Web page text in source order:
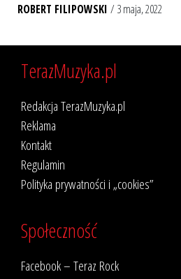
ROBERT FILIPOWSKI / 3 maja, 2022
TerazMuzyka.pl
Redakcja TerazMuzyka.pl
Reklama
Kontakt
Regulamin
Polityka prywatności i „cookies”
Społeczność
Facebook – Teraz Rock